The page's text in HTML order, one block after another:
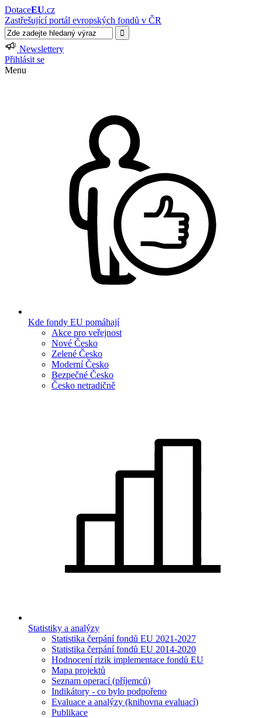
DotaceEU.cz
Zastřešující portál evropských fondů v ČR
Newslettery
Přihlásit se
Menu
Kde fondy EU pomáhají
Akce pro veřejnost
Nové Česko
Zelené Česko
Moderní Česko
Bezpečné Česko
Česko netradičně
Statistiky a analýzy
Statistika čerpání fondů EU 2021-2027
Statistika čerpání fondů EU 2014-2020
Hodnocení rizik implementace fondů EU
Mapa projektů
Seznam operací (příjemců)
Indikátory - co bylo podpořeno
Evaluace a analýzy (knihovna evaluací)
Publikace